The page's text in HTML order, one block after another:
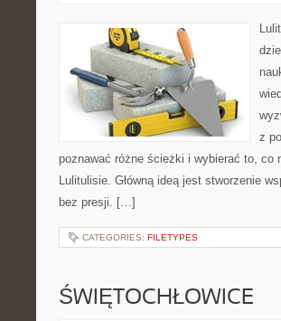
z
poznawać różne ścieżki i wybierać to, co
Lulitulisie. Główną ideą jest stworzenie
bez presji. […]
CATEGORIES: FILETYPES
ŚWIĘTOCHŁOWICE